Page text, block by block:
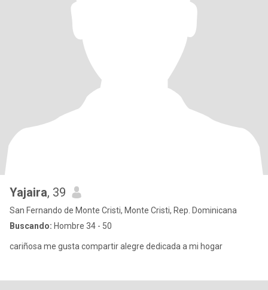
Yajaira, 39
San Fernando de Monte Cristi, Monte Cristi, Rep. Dominicana
Buscando: Hombre 34 - 50
cariñosa me gusta compartir alegre dedicada a mi hogar